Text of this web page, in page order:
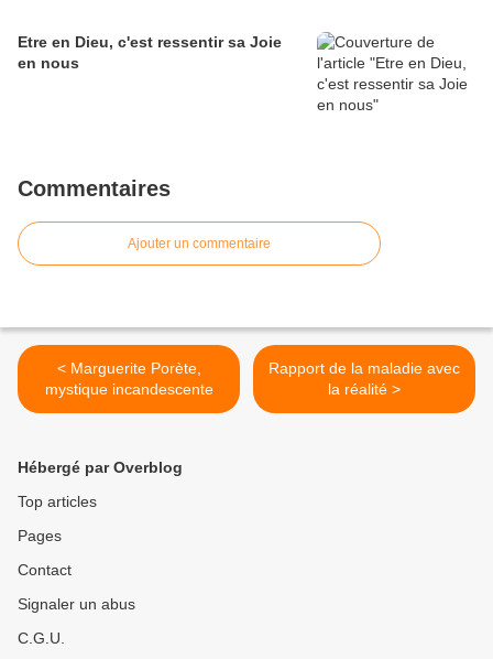
Etre en Dieu, c'est ressentir sa Joie
en nous
Commentaires
Ajouter un commentaire
< Marguerite Porète,
mystique incandescente
Rapport de la maladie avec
la réalité >
Hébergé par Overblog
Top articles
Pages
Contact
Signaler un abus
C.G.U.